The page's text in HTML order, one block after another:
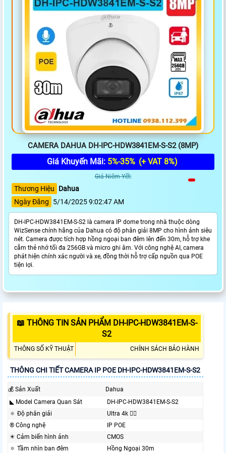
CAMERA DAHUA DH-IPC-HDW3841EM-S-S2 (8MP)
Giá Khuyến Mãi: 5%-35% (+ VAT 8%)
Giá Niêm Yết:
Thương Hiệu
Dahua
Ngày Đăng
5/14/2025 9:02:47 AM
DH-IPC-HDW3841EM-S-S2 là camera IP dome trong nhà thuộc dòng
WizSense chính hãng của Dahua có độ phân giải 8MP cho hình ảnh siêu
nét. Camera được tích hợp hồng ngoại ban đêm lên đến 30m, hỗ trợ khe
cắm thẻ nhớ tối đa 256GB và micro ghi âm. Với công nghệ AI, camera
phát hiện chính xác người và xe, đồng thời hỗ trợ cấp nguồn qua POE
tiện lợi.
📖 THÔNG TIN SẢN PHẨM DH-IPC-HDW3841EM-S-
S2
THÔNG SỐ KỸ THUẬT CHÍNH SÁCH BẢO HÀNH
THÔNG CHI TIẾT CAMERA IP POE DH-IPC-HDW3841EM-S-S2
💰 Sản Xuất
Dahua
◣ Model Camera Quan Sát
DH-IPC-HDW3841EM-S-S2
🔅 Độ phân giải
Ultra 4k 👍🏾
®️ Công nghệ
IP POE
✴️ Cảm biến hình ảnh
CMOS
🔅 Tầm nhìn ban đêm
Hồng Ngoại 30m